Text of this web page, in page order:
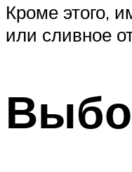
Кроме этого,
или сливное